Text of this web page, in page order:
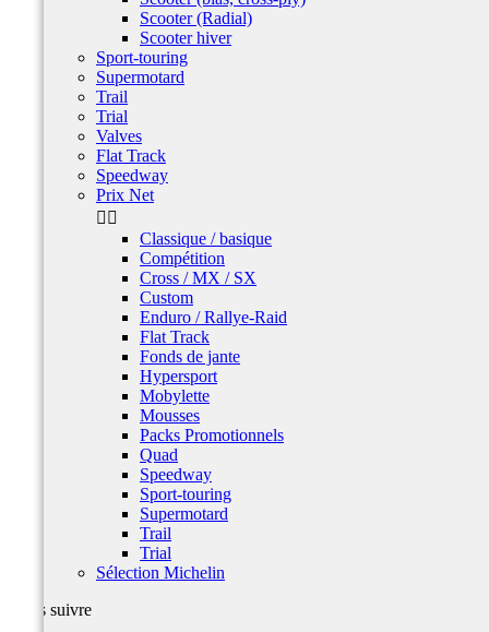
Scooter (Radial)
Scooter hiver
Sport-touring
Supermotard
Trail
Trial
Valves
Flat Track
Speedway
Prix Net
 
Classique / basique
Compétition
Cross / MX / SX
Custom
Enduro / Rallye-Raid
Flat Track
Fonds de jante
Hypersport
Mobylette
Mousses
Packs Promotionnels
Quad
Speedway
Sport-touring
Supermotard
Trail
Trial
Sélection Michelin
Nous suivre